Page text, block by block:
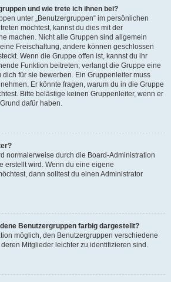
und wie trete ich ihnen bei?
unter „Benutzergruppen“ im persönlichen
möchtest, kannst du dies mit der
machen. Nicht alle Gruppen sind allgemein
Freischaltung, andere können geschlossen
Wenn die Gruppe offen ist, kannst du ihr
Funktion beitreten; verlangt die Gruppe eine
dich für sie bewerben. Ein Gruppenleiter muss
Er könnte fragen, warum du in die Gruppe
Bitte belästige keinen Gruppenleiter, wenn er
dafür haben.
normalerweise durch die Board-Administration
erstellt wird. Wenn du eine eigene
dann solltest du einen Administrator
Benutzergruppen farbig dargestellt?
möglich, den Benutzergruppen verschiedene
Mitglieder leichter zu identifizieren sind.